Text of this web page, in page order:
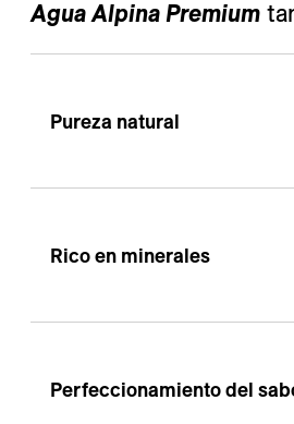
Agua Alpina Premium
Pureza natural
Rico en minerales
Perfeccionamiento del